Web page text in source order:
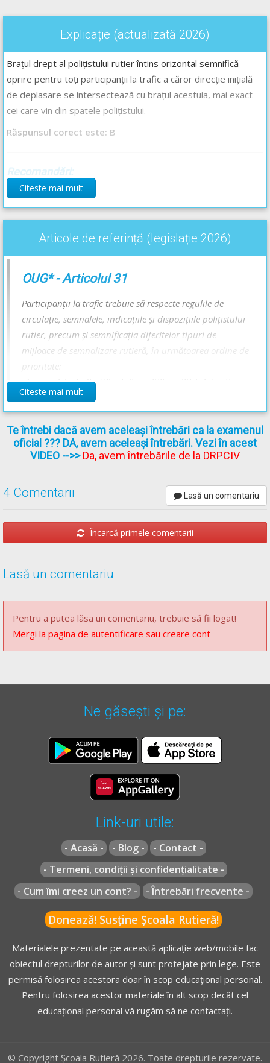
Explicație (actualizată 2026)
Brațul drept al polițistului rutier întins orizontal semnifică
oprire pentru toți participanții la trafic a căror direcție inițială
de deplasare se intersectează cu brațul acestuia, mai exact
cei care vin din spatele polițistului.
Răspunsul corect este: B
Recomandări:
Semnalele polițiștilor rutieri explicate - Lecție Audio-Video --
Ordinea în care se respectă semnificația semnalizării rutiere -
Lecție Audio-Video --> Codul Rutier - Ordinea de prioritate între
diferitele tipuri de semnalizare rutieră
Citeste mai mult
Articole de referință (legislație 2026)
OUG* - Articolul 31
Participanţii la trafic trebuie să respecte regulile de
circulaţie, semnalele, indicaţiile şi dispoziţiile poliţistului
rutier, precum şi semnificaţia diferitelor tipuri de
mijloace de semnalizare rutieră, în următoarea ordine de
a)semnalele, indicaţiile şi dispoziţiile poliţistului rutier;
b)semnalele speciale de avertizare, luminoase sau sonore
ale autovehiculelor, prevăzute la art. 32 alin. (2) lit. a) şi
b);
c)semnalizarea temporară și/sau indicatoarele
electronice, care modifică regimul normal de desfășurare
d)semnalele luminoase sau sonore;
f)marcajele;
regulile de circulaţie.
Regulament** - Articolul 88
următoarele semnificaţii:
[...]
b)braţul sau braţele întinse orizontal semnifică "oprire"
lor de mers, circulă din direcţia sau direcţiile intersectate
poliţistul poate cobori braţul sau braţele, poziţia să
trafic care vin din faţă ori din spate;
(Codul rutier)
** Regulament =REGULAMENT de aplicare a OUG
195/2002actualizat (Regulamentul codului rutier)
Citeste mai mult
Te întrebi dacă avem aceleași întrebări ca la examenul
oficial ??? DA, avem aceleași întrebări. Vezi în acest
VIDEO -->>Da, avem întrebările de la DRPCIV
4 Comentarii Lasă un comentariu
Încarcă primele comentarii
Lasă un comentariu
Pentru a putea lăsa un comentariu, trebuie să fii logat!
Mergi la pagina de autentificare sau creare cont
Ne găsești și pe:
Link-uri utile:
- Acasă - - Blog -
- Contact -
- Termeni, condiții și confidențialitate -
- Cum îmi creez un cont? -
- Întrebări frecvente -
Donează! Susține Școala Rutieră!
Materialele prezentate pe această aplicație web/mobile fac
obiectul drepturilor de autor și sunt protejate prin lege. Este
permisă folosirea acestora doar în scop educațional personal.
Pentru folosirea acestor materiale în alt scop decât cel
educațional personal vă rugăm să ne contactați.
© Copyright Școala Rutieră 2026. Toate drepturile rezervate.